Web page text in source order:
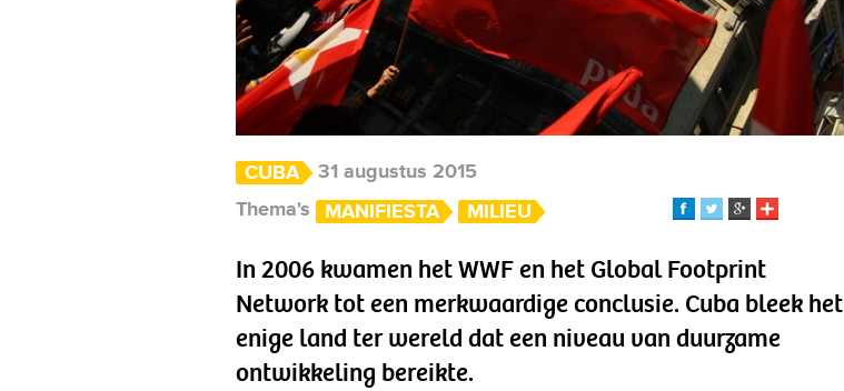
CUBA
31 augustus 2015
Thema's
MANIFIESTA MILIEU
In 2006 kwamen het WWF en het Global Footprint
Network tot een merkwaardige conclusie. Cuba bleek het
enige land ter wereld dat een niveau van duurzame
ontwikkeling bereikte.